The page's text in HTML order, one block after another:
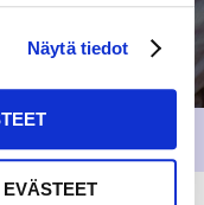
Näytä tiedot